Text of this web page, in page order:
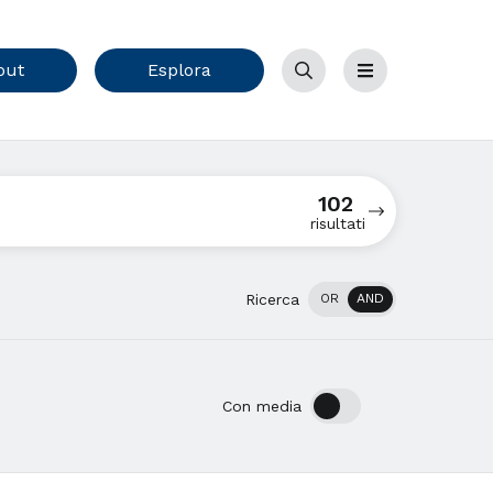
Esplora
Cerca Menu
102
risultati
Ricerca OR AND
Con media OFF